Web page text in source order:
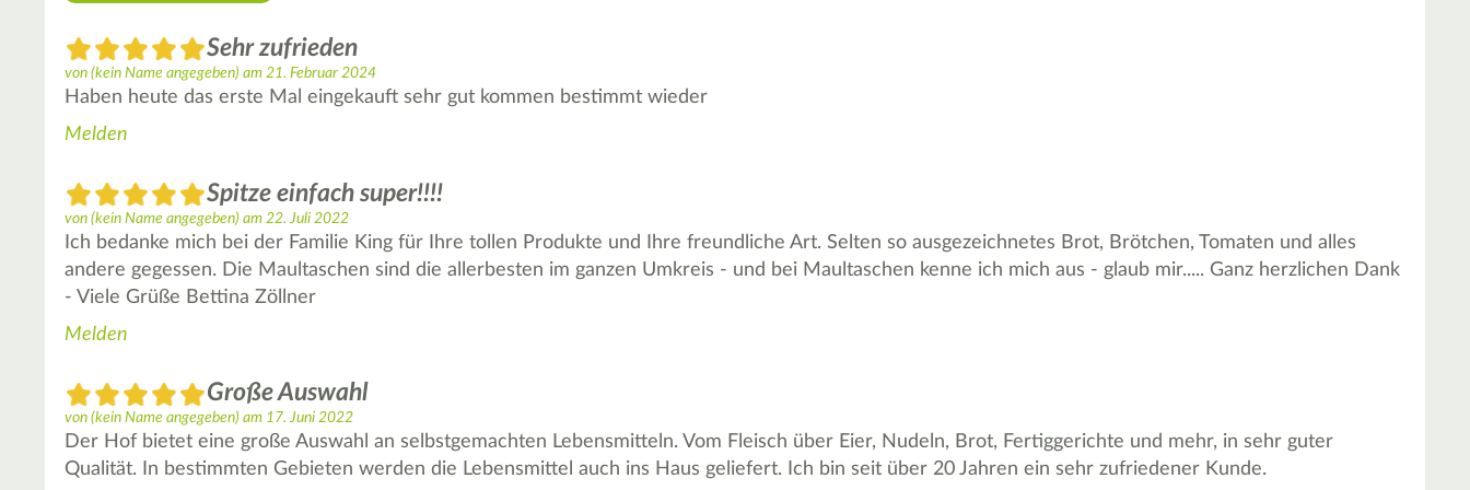
Sehr zufrieden
von (kein Name angegeben) am 21. Februar 2024
Haben heute das erste Mal eingekauft sehr gut kommen bestimmt wieder
Melden
Spitze einfach super!!!!
von (kein Name angegeben) am 22. Juli 2022
Ich bedanke mich bei der Familie King für Ihre tollen Produkte und Ihre freundliche Art. Selten so ausgezeichnetes Brot, Brötchen, Tomaten und alles
andere gegessen. Die Maultaschen sind die allerbesten im ganzen Umkreis - und bei Maultaschen kenne ich mich aus - glaub mir..... Ganz herzlichen Dank
- Viele Grüße Bettina Zöllner
Melden
Große Auswahl
von (kein Name angegeben) am 17. Juni 2022
Der Hof bietet eine große Auswahl an selbstgemachten Lebensmitteln. Vom Fleisch über Eier, Nudeln, Brot, Fertiggerichte und mehr, in sehr guter
Qualität. In bestimmten Gebieten werden die Lebensmittel auch ins Haus geliefert. Ich bin seit über 20 Jahren ein sehr zufriedener Kunde.